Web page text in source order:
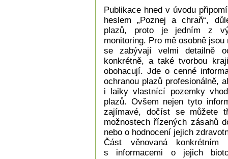
Publikace hned v úvodu
heslem „Poznej a chraň“,
plazů, proto je jedním z
monitoring. Pro mě osobně
se zabývají velmi detailně
konkrétně, a také tvorbou
obohacují. Jde o cenné
ochranou plazů profesionálně,
i laiky vlastnící pozemky
plazů. Ovšem nejen tyto
zajímavé, dočíst se můžete
možnostech řízených zásahů
nebo o hodnocení jejich
Část věnovaná konkrétním
s informacemi o jejich